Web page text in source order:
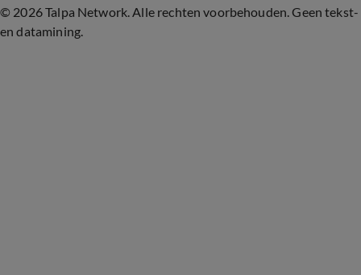
© 2026 Talpa Network. Alle rechten voorbehouden. Geen tekst-
en datamining.